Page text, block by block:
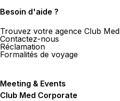
Besoin d'aide ?
Trouvez votre agence Club Med
Contactez-nous
Réclamation
Formalités de voyage
Meeting & Events
Club Med Corporate